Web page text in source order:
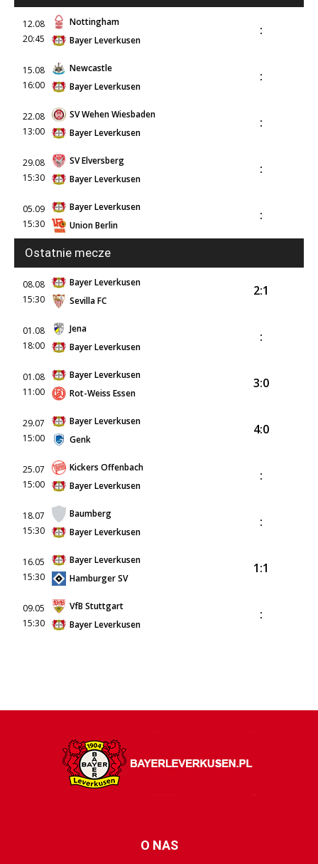
12.08
20:45
Nottingham
Bayer Leverkusen
:
15.08
16:00
Newcastle
Bayer Leverkusen
:
22.08
13:00
SV Wehen Wiesbaden
Bayer Leverkusen
:
29.08
15:30
SV Elversberg
Bayer Leverkusen
:
05.09
15:30
Bayer Leverkusen
Union Berlin
:
Ostatnie mecze
08.08
15:30
Bayer Leverkusen
Sevilla FC
2:1
01.08
18:00
Jena
Bayer Leverkusen
:
01.08
11:00
Bayer Leverkusen
Rot-Weiss Essen
3:0
29.07
15:00
Bayer Leverkusen
Genk
4:0
25.07
15:00
Kickers Offenbach
Bayer Leverkusen
:
18.07
15:30
Baumberg
Bayer Leverkusen
:
16.05
15:30
Bayer Leverkusen
Hamburger SV
1:1
09.05
15:30
VfB Stuttgart
Bayer Leverkusen
:
O NAS